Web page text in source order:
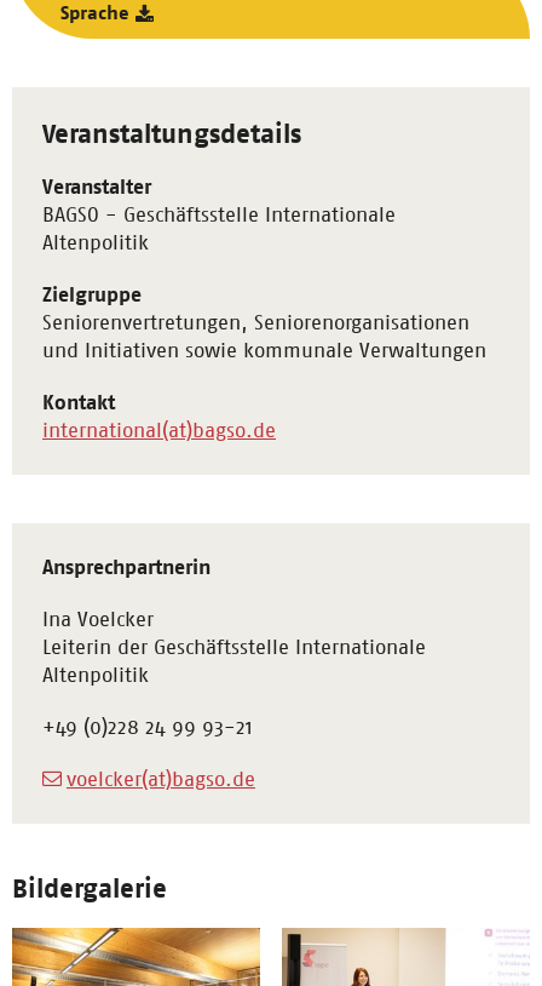
Sprache
Veranstaltungsdetails
Veranstalter
BAGSO - Geschäftsstelle Internationale
Altenpolitik
Zielgruppe
Seniorenvertretungen, Seniorenorganisationen
und Initiativen sowie kommunale Verwaltungen
Kontakt
international(at)bagso.de
Ansprechpartnerin
Ina Voelcker
Leiterin der Geschäftsstelle Internationale
Altenpolitik
+49 (0)228 24 99 93-21
voelcker(at)bagso.de
Bildergalerie